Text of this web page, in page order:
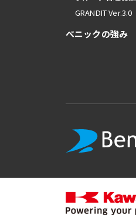
GRANDIT Ver.3.0
べニックの強み